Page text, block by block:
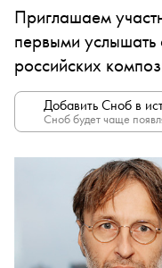
Приглашаем
первыми услышать
российских
Добавить Сноб в
Сноб будет чаще